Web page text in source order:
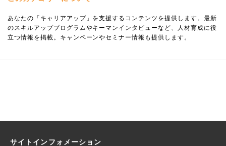
あなたの「キャリアアップ」を支援するコンテンツを提供します。最新
のスキルアッププログラムやキーマンインタビューなど、人材育成に役
立つ情報を掲載。キャンペーンやセミナー情報も提供します。
サイトインフォメーション